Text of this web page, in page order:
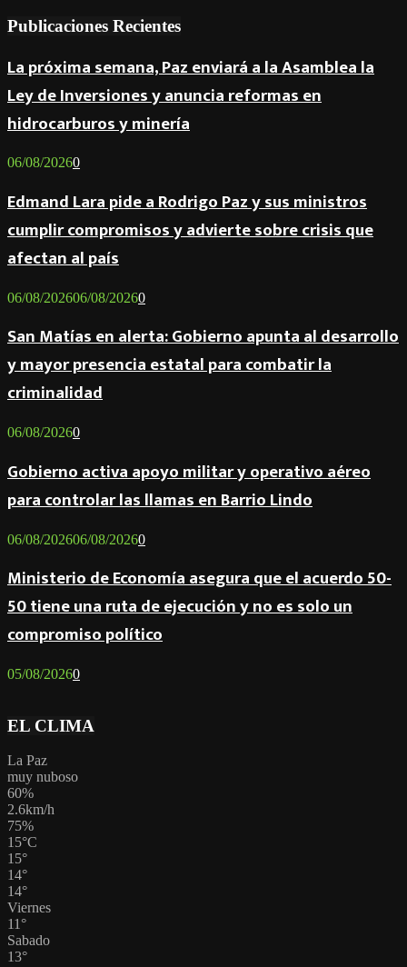
Publicaciones Recientes
La próxima semana, Paz enviará a la Asamblea la
Ley de Inversiones y anuncia reformas en
hidrocarburos y minería
06/08/20260
Edmand Lara pide a Rodrigo Paz y sus ministros
cumplir compromisos y advierte sobre crisis que
afectan al país
06/08/202606/08/20260
San Matías en alerta: Gobierno apunta al desarrollo
y mayor presencia estatal para combatir la
criminalidad
06/08/20260
Gobierno activa apoyo militar y operativo aéreo
para controlar las llamas en Barrio Lindo
06/08/202606/08/20260
Ministerio de Economía asegura que el acuerdo 50-
50 tiene una ruta de ejecución y no es solo un
compromiso político
05/08/20260
EL CLIMA
La Paz
muy nuboso
60%
2.6km/h
75%
15°C
15°
14°
14°
Viernes
11°
Sabado
13°